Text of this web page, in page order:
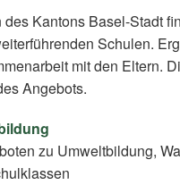
Kantons Basel-Stadt
Schulen.
mit den Eltern.
Angebots.
zu Umweltbildung,